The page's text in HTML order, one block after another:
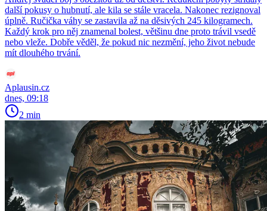
další pokusy o hubnutí, ale kila se stále vracela. Nakonec rezignoval
úplně. Ručička váhy se zastavila až na děsivých 245 kilogramech.
Každý krok pro něj znamenal bolest, většinu dne proto trávil vsedě
nebo vleže. Dobře věděl, že pokud nic nezmění, jeho život nebude
mít dlouhého trvání.
Aplausin.cz
dnes, 09:18
2 min